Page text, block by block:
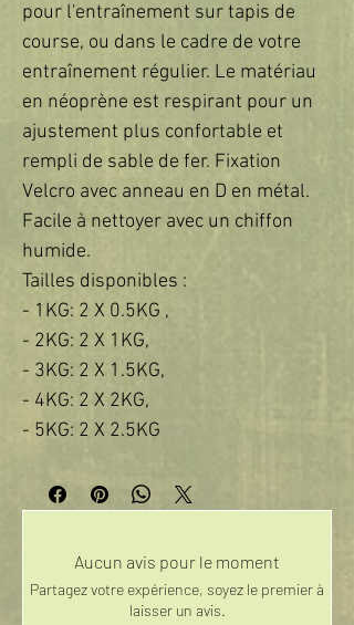
pour l'entraînement sur tapis de
course, ou dans le cadre de votre
entraînement régulier. Le matériau
en néoprène est respirant pour un
ajustement plus confortable et
rempli de sable de fer. Fixation
Velcro avec anneau en D en métal.
Facile à nettoyer avec un chiffon
humide.
Tailles disponibles :
- 1KG: 2 X 0.5KG ,
- 2KG: 2 X 1KG,
- 3KG: 2 X 1.5KG,
- 4KG: 2 X 2KG,
- 5KG: 2 X 2.5KG
Aucun avis pour le moment
Partagez votre expérience, soyez le premier à
laisser un avis.